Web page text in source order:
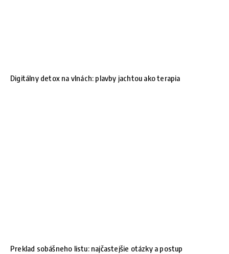
Digitálny detox na vlnách: plavby jachtou ako terapia
Preklad sobášneho listu: najčastejšie otázky a postup